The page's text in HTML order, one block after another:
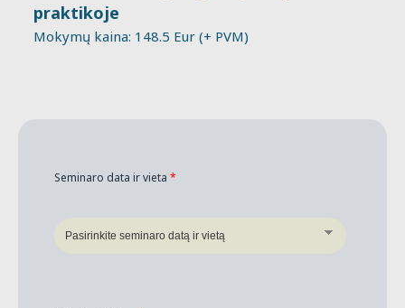
praktikoje
Mokymų kaina: 148.5 Eur (+ PVM)
Seminaro data ir vieta *